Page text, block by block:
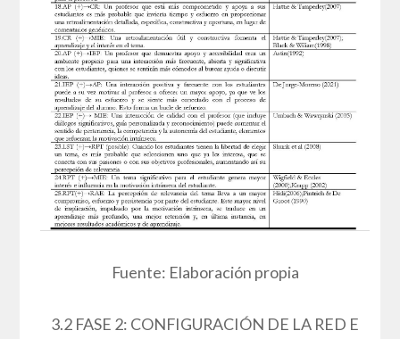
Fuente: Elaboración propia
3.2 FASE 2: CONFIGURACIÓN DE LA RED E